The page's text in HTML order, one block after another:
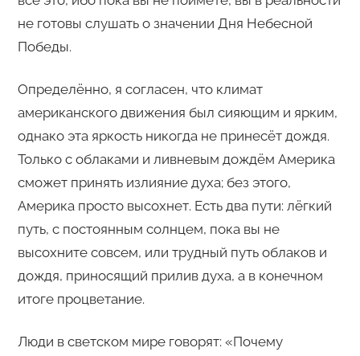
не готовы слушать о значении Дня Небесной
Победы.
Определённо, я согласен, что климат
американского движения был сияющим и ярким,
однако эта яркость никогда не принесёт дождя.
Только с облаками и ливневым дождём Америка
сможет принять излияние духа; без этого,
Америка просто высохнет. Есть два пути: лёгкий
путь, с постоянным солнцем, пока вы не
высохните совсем, или трудный путь облаков и
дождя, приносящий прилив духа, а в конечном
итоге процветание.
Люди в светском мире говорят: «Почему